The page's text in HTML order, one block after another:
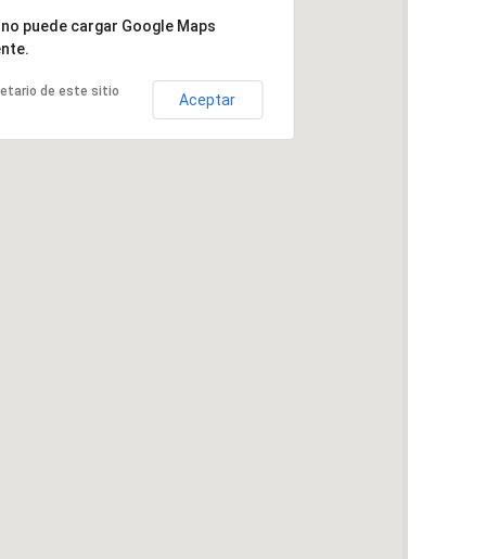
puede cargar Google Maps
de este sitio
Aceptar